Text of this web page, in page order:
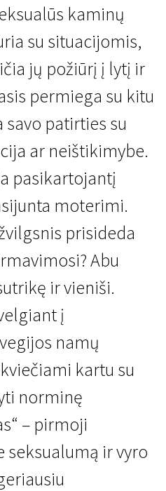
N-13
kaminų
su situacijomis,
jų požiūrį į lytį ir
permiega su kitu
savo patirties su
ar neištikimybe.
pasikartojantį
moterimi.
prisideda
Abu
ir vieniši.
į
namų
kartu su
norminę
– pirmoji
ir vyro